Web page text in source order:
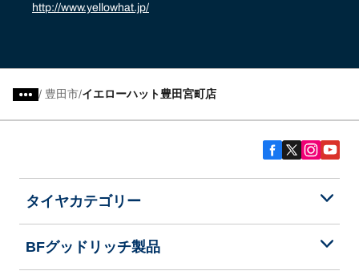
http://www.yellowhat.jp/
/ 豊田市 イエローハット豊田宮町店
タイヤカテゴリー
BFグッドリッチ製品